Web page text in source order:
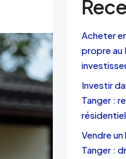
Acheter
propre au
Investir
Tanger :
résidentiel
Vendre
Tanger :